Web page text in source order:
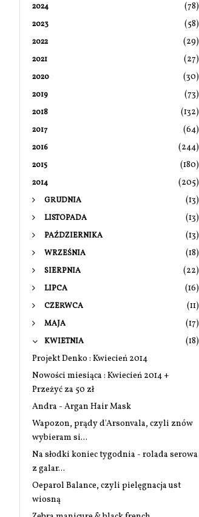
2024 (78)
2023 (58)
2022 (29)
2021 (27)
2020 (30)
2019 (73)
2018 (132)
2017 (64)
2016 (244)
2015 (180)
2014 (205)
GRUDNIA (13)
LISTOPADA (13)
PAŹDZIERNIKA (13)
WRZEŚNIA (18)
SIERPNIA (22)
LIPCA (16)
CZERWCA (11)
MAJA (17)
KWIETNIA
(18)
Projekt Denko : Kwiecień 2014
Nowości miesiąca : Kwiecień 2014 +
Przeżyć za 50 zł
Andra - Argan Hair Mask
Wapozon, prądy d'Arsonvala, czyli znów
wybieram si...
Na słodki koniec tygodnia - rolada serowa
z galar...
Oeparol Balance, czyli pielęgnacja ust
wiosną